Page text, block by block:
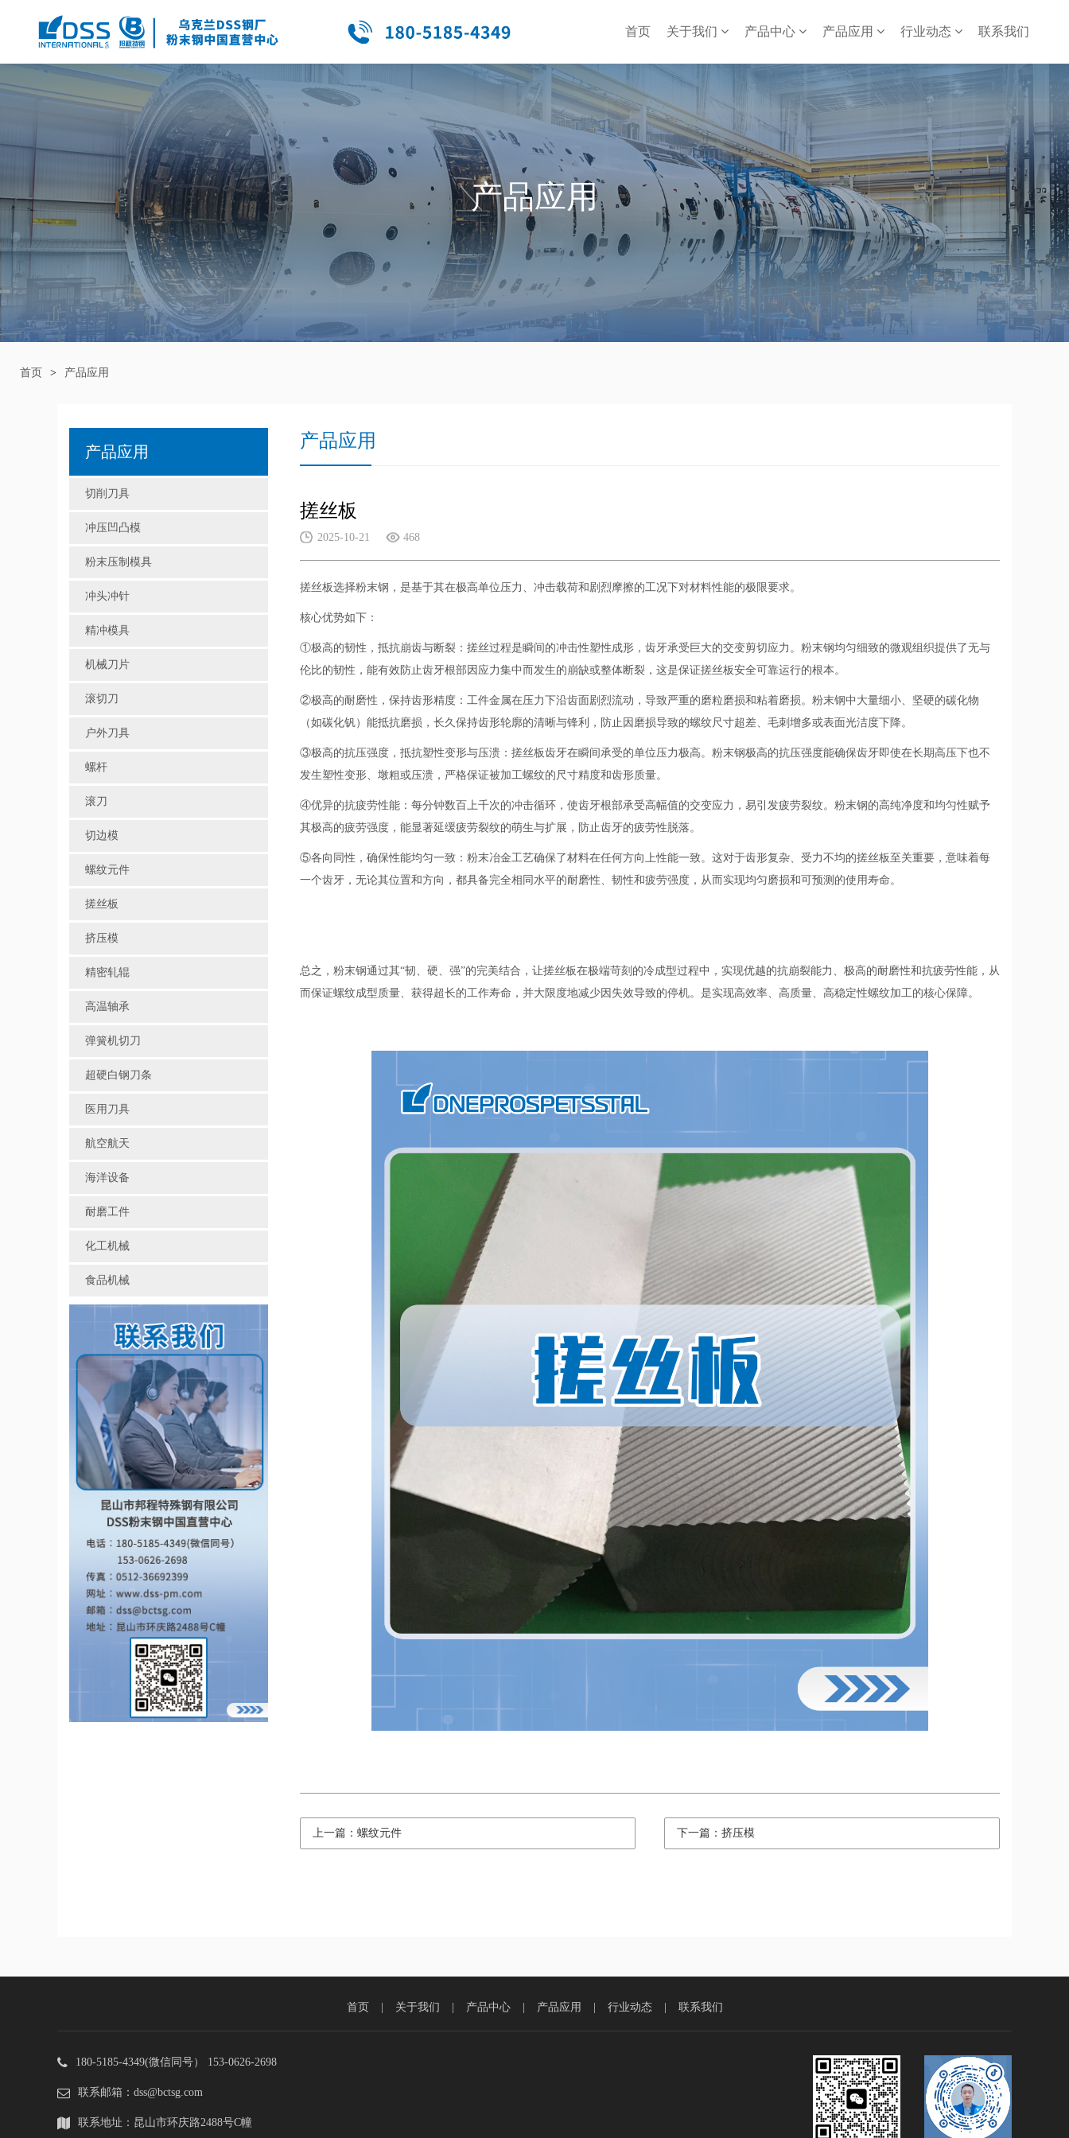
首页 关于我们 产品中心 产品应用 行业动态 联系我们
产品应用
首页 > 产品应用
产品应用
切削刀具
冲压凹凸模
粉末压制模具
冲头冲针
精冲模具
机械刀片
滚切刀
户外刀具
螺杆
滚刀
切边模
螺纹元件
搓丝板
挤压模
精密轧辊
高温轴承
弹簧机切刀
超硬白钢刀条
医用刀具
航空航天
海洋设备
耐磨工件
化工机械
食品机械
产品应用
搓丝板
2025-10-21 468
搓丝板选择粉末钢，是基于其在极高单位压力、冲击载荷和剧烈摩擦的工况下对材料性能的极限要求。
核心优势如下：
①极高的韧性，抵抗崩齿与断裂：搓丝过程是瞬间的冲击性塑性成形，齿牙承受巨大的交变剪切应力。粉末钢均匀细致的微观组织提供了无与
伦比的韧性，能有效防止齿牙根部因应力集中而发生的崩缺或整体断裂，这是保证搓丝板安全可靠运行的根本。
②极高的耐磨性，保持齿形精度：工件金属在压力下沿齿面剧烈流动，导致严重的磨粒磨损和粘着磨损。粉末钢中大量细小、坚硬的碳化物
（如碳化钒）能抵抗磨损，长久保持齿形轮廓的清晰与锋利，防止因磨损导致的螺纹尺寸超差、毛刺增多或表面光洁度下降。
③极高的抗压强度，抵抗塑性变形与压溃：搓丝板齿牙在瞬间承受的单位压力极高。粉末钢极高的抗压强度能确保齿牙即使在长期高压下也不
发生塑性变形、墩粗或压溃，严格保证被加工螺纹的尺寸精度和齿形质量。
④优异的抗疲劳性能：每分钟数百上千次的冲击循环，使齿牙根部承受高幅值的交变应力，易引发疲劳裂纹。粉末钢的高纯净度和均匀性赋予
其极高的疲劳强度，能显著延缓疲劳裂纹的萌生与扩展，防止齿牙的疲劳性脱落。
⑤各向同性，确保性能均匀一致：粉末冶金工艺确保了材料在任何方向上性能一致。这对于齿形复杂、受力不均的搓丝板至关重要，意味着每
一个齿牙，无论其位置和方向，都具备完全相同水平的耐磨性、韧性和疲劳强度，从而实现均匀磨损和可预测的使用寿命。
总之，粉末钢通过其“韧、硬、强”的完美结合，让搓丝板在极端苛刻的冷成型过程中，实现优越的抗崩裂能力、极高的耐磨性和抗疲劳性能，从
而保证螺纹成型质量、获得超长的工作寿命，并大限度地减少因失效导致的停机。是实现高效率、高质量、高稳定性螺纹加工的核心保障。
上一篇：螺纹元件 下一篇：挤压模
首页 关于我们 产品中心 产品应用 行业动态 联系我们
180-5185-4349(微信同号） 153-0626-2698
联系邮箱：dss@bctsg.com
联系地址：昆山市环庆路2488号C幢